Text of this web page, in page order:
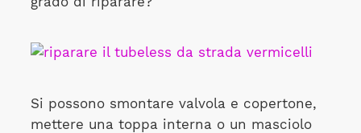
Si possono smontare valvola e copertone,
mettere una toppa interna o un masciolo